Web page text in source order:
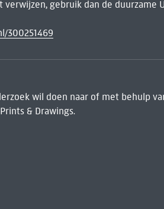
gebruik dan de duurzame
300251469
wil doen naar of met behulp
& Drawings.